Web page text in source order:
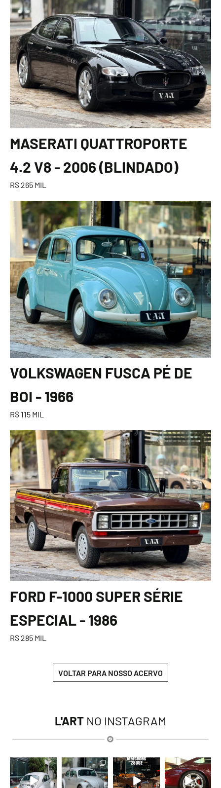
MASERATI QUATTROPORTE
4.2 V8 - 2006 (BLINDADO)
R$ 265 MIL
VOLKSWAGEN FUSCA PÉ DE
BOI - 1966
R$ 115 MIL
FORD F-1000 SUPER SÉRIE
ESPECIAL - 1986
R$ 285 MIL
VOLTAR PARA NOSSO ACERVO
L'ART NO INSTAGRAM
lart.br
Ago 6
lart.br
Ago 6
lart.br
Ago 5
lart.br
Ago 5